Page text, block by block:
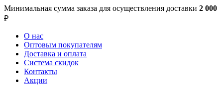
Минимальная сумма заказа для осуществления доставки 2 000
₽
О нас
Оптовым покупателям
Доставка и оплата
Система скидок
Контакты
Акции